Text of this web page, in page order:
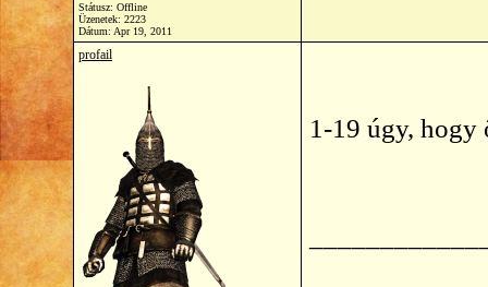
Státusz: Offline
Üzenetek: 2223
Dátum: Apr 19, 2011
profail
1-19 úgy,